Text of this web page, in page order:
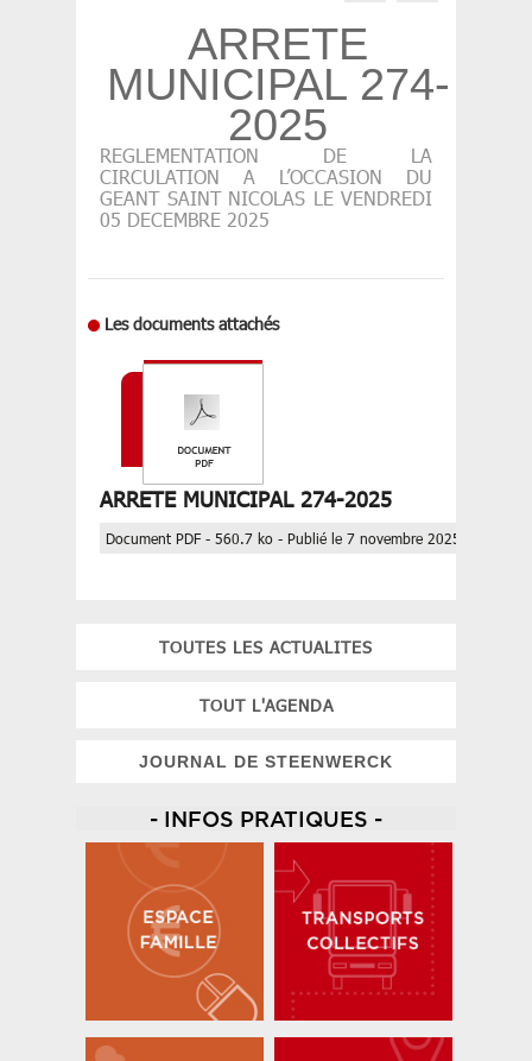
ARRETE
MUNICIPAL 274-
2025
REGLEMENTATION DE LA
CIRCULATION A L’OCCASION DU
GEANT SAINT NICOLAS LE VENDREDI
05 DECEMBRE 2025
Les documents attachés
ARRETE MUNICIPAL 274-2025
Document PDF - 560.7 ko - Publié le 7 novembre 2025
TOUTES LES ACTUALITES
TOUT L'AGENDA
JOURNAL DE STEENWERCK
- INFOS PRATIQUES -